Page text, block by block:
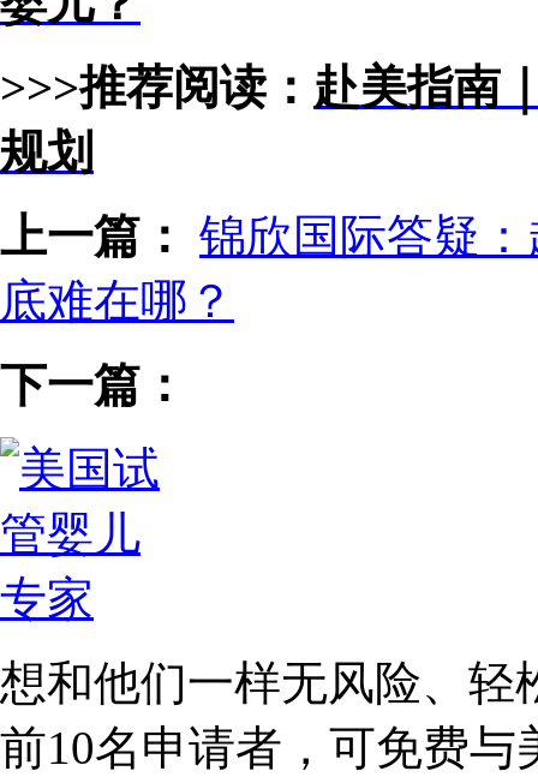
>>>推荐阅读： 赴美指南
规划
上一篇： 锦欣国际答疑
底难在哪？
下一篇：
想和他们一样无风险、轻
前10名申请者，可免费与